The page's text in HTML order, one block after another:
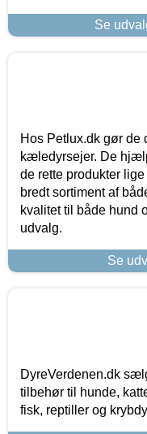
Se
Hos Petlux.dk gør de
kæledyrsejer. De
de rette produkter
bredt sortiment af
kvalitet til både hund
udvalg.
Se
DyreVerdenen.dk
tilbehør til hunde,
fisk, reptiller og